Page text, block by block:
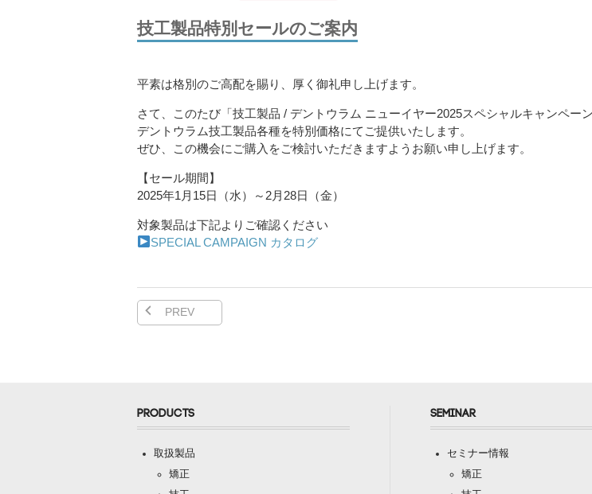
技工製品特別セールのご案内
平素は格別のご高配を賜り、厚く御礼申し上げます。
さて、このたび「技工製品 / デントウラム ニューイヤー2025スペシャルキャンペー
デントウラム技工製品各種を特別価格にてご提供いたします。
ぜひ、この機会にご購入をご検討いただきますようお願い申し上げます。
【セール期間】
2025年1月15日（水）～2月28日（金）
対象製品は下記よりご確認ください
SPECIAL CAMPAIGN カタログ
PREV
PRODUCTS
取扱製品
矯正
SEMINAR
セミナー情報
矯正